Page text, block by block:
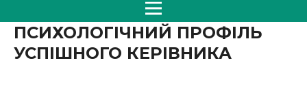
ПСИХОЛОГІЧНИЙ ПРОФІЛЬ
УСПІШНОГО КЕРІВНИКА